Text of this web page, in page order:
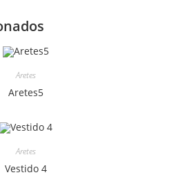
Aretes
Aretes5
Aretes
Vestido 4